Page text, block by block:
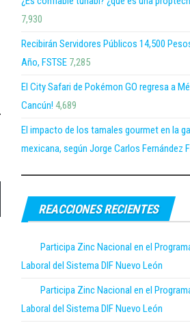
7,930
Recibirán Servidores Públicos 14,500
Año, FSTSE 7,285
El City Safari de Pokémon GO regresa a
Cancún! 4,689
El impacto de los tamales gourmet en la
mexicana, según Jorge Carlos Fernández
REACCIONES RECIENTES
Participa Zinc Nacional en el
Laboral del Sistema DIF Nuevo León
Participa Zinc Nacional en el
Laboral del Sistema DIF Nuevo León